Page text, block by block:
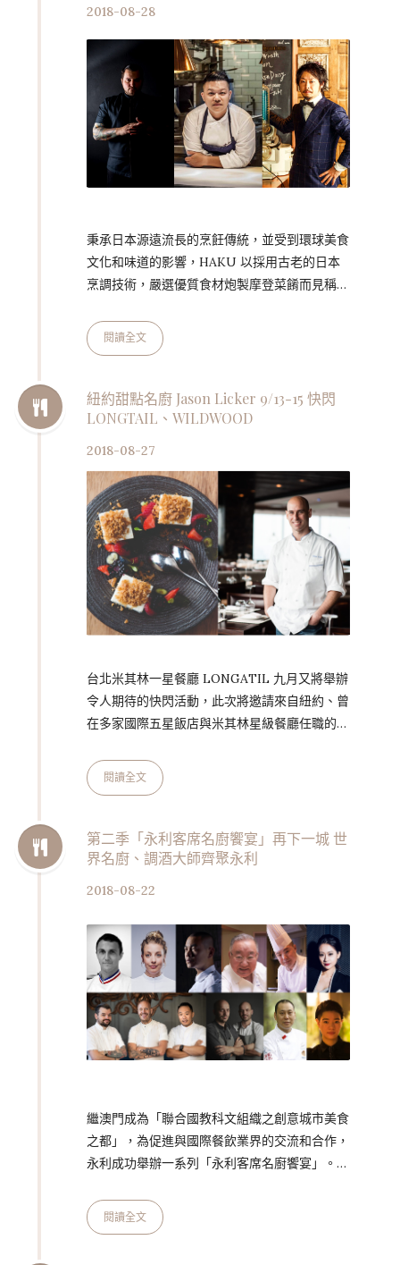
台菜驚豔四座的萬豪宴客樓主廚「台菜新銳」洪
2018-08-28
秉承日本源遠流長的烹飪傳統，並受到環球美食
文化和味道的影響，HAKU 以採用古老的日本
烹調技術，嚴選優質食材炮製摩登菜餚而見稱。
總廚 Agustin Balbi 將與台北米其林一星餐廳
Taïrroir（態芮）的大廚何順凱（Kai）， 以及
的創辦人南雲主于三（Shuzo Nagumo）一起
聯手打造獨一無二的嚐味體驗。 十道菜的晚餐
閱讀全文
紐約甜點名廚 Jason Licker 9/13-15 快閃
LONGTAIL、WILDWOOD
2018-08-27
台北米其林一星餐廳 LONGATIL 九月又將舉辦
令人期待的快閃活動，此次將邀請來自紐約、曾
在多家國際五星飯店與米其林星級餐廳任職的甜
亞洲各地旅行的他，9 月 13 日下午及晚間於姐
妹店 WILDWOOD 原木燒烤餐廳、9 月 14~15
James Beard Foundation 最佳烘焙書提名的
《Lickerland: Asian-Accented Desserts by
閱讀全文
第二季「永利客席名廚饗宴」再下一城 世
界名廚、調酒大師齊聚永利
2018-08-22
繼澳門成為「聯合國教科文組織之創意城市美食
之都」，為促進與國際餐飲業界的交流和合作，
永利成功舉辦一系列「永利客席名廚饗宴」。現
與各國星級名廚攜手合作，再次於永利澳門、永
利皇宮路氹呈獻美饌盛宴，當中包括米其林星級
閱讀全文